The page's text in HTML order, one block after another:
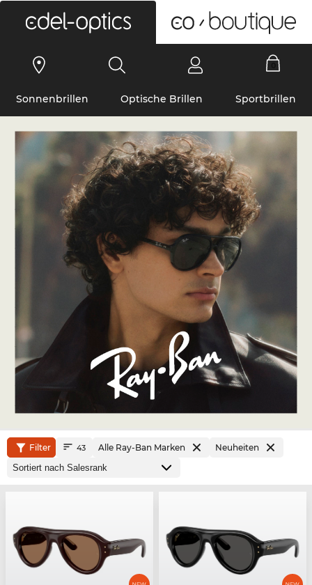
Sonnenbrillen Optische Brillen Sportbrillen
Filter 43 Alle Ray-Ban Marken Neuheiten